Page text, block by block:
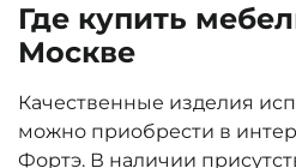
Где купить
Москве
Качественные изделия
можно приобрести в
Фортэ. В наличии